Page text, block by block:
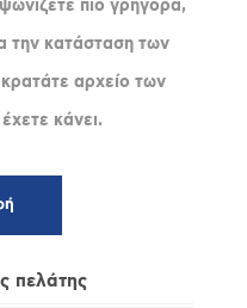
πιο γρήγορα,
την κατάσταση των
αρχείο των
κάνει.
πελάτης